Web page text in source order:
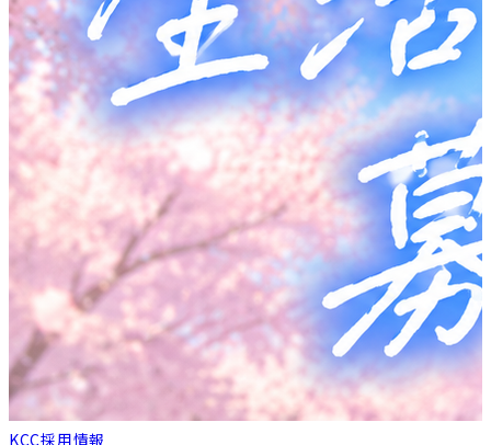
KCC採用情報